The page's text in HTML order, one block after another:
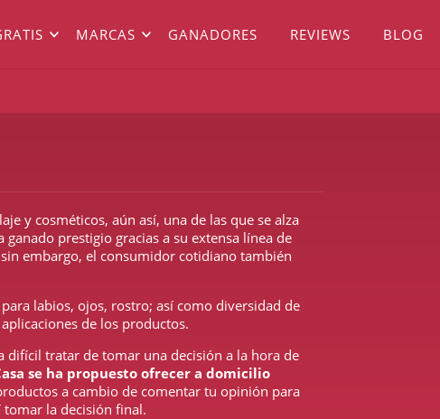
MARCAS GANADORES REVIEWS BLOG
y cosméticos, aún así, una de las que se alza
prestigio gracias a su extensa línea de
embargo, el consumidor cotidiano también
labios, ojos, rostro; así como diversidad de
de los productos.
difícil tratar de tomar una decisión a la hora de
se ha propuesto ofrecer a domicilio
a cambio de comentar tu opinión para
la decisión final.